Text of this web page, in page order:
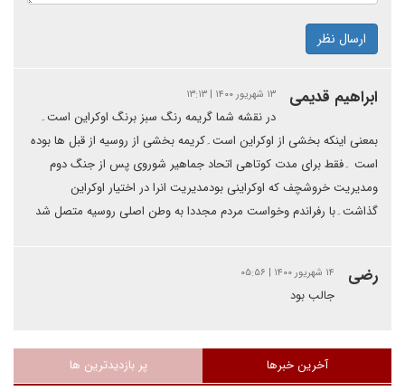
ارسال نظر
ابراهیم قدیمی ۱۳ شهریور ۱۴۰۰ | ۱۳:۱۳
در نقشه شما گریمه رنگ سبز برنگ اوکراین است۔
بمعنی اینکه بخشی از اوکراین است۔کریمه بخشی از روسیه از قبل ها بوده
است ۔فقط برای مدت کوتاهی اتحاد جماهیر شوروی پس از جنگ دوم
ومدیریت خروشچف که اوکراینی بودمدیریت انرا در اختیار اوکراین
گذاشت۔با رفراندم وخواست مردم مجددا به وطن اصلی روسیه متصل شد
رضی ۱۴ شهریور ۱۴۰۰ | ۰۵:۵۶
جالب بود
آخرین خبرها پر بازدیدترین ها